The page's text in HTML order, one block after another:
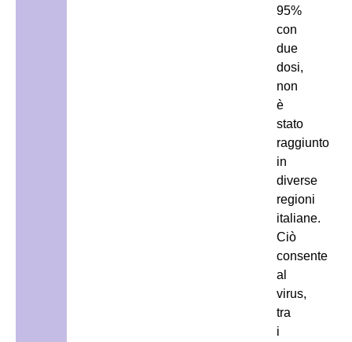
95%
con
due
dosi,
non
è
stato
raggiunto
in
diverse
regioni
italiane.
Ciò
consente
al
virus,
tra
i